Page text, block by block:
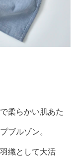
柔らかい肌あた
ブルゾン。
織として大活